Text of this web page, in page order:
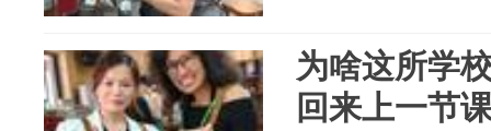
为啥这所学
回来上一节